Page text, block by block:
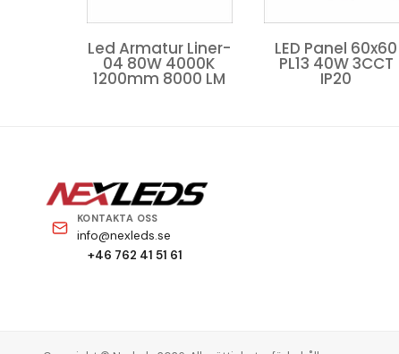
LED Panel 60x60
PL13 40W 3CCT
IP20
LED Panel 60x60
PL13 40W 4000K
IP20
KONTAKTA OSS
info@nexleds.se
+46 762 41 51 61